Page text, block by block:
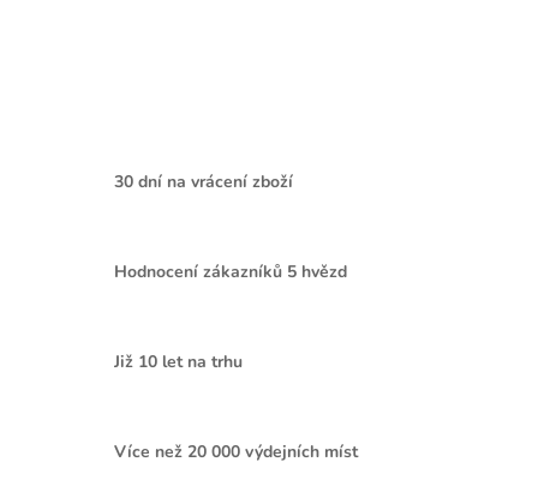
30 dní na vrácení zboží
Hodnocení zákazníků 5 hvězd
Již 10 let na trhu
Více než 20 000 výdejních míst